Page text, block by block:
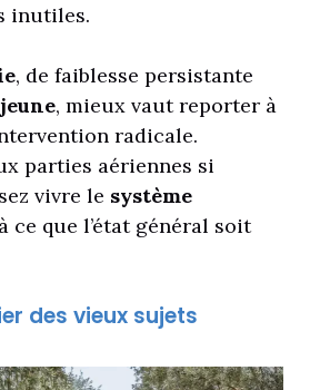
inutiles.
, de faiblesse persistante
, mieux vaut reporter à
radicale.
parties aériennes si
vivre le système
ce que l’état général soit
des vieux sujets